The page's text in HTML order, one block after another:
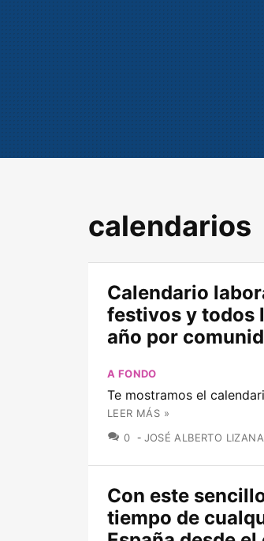
calendarios
Calendario
festivos y todos
año por
A FONDO
Te mostramos el
LEER MÁS »
0 COMENTARIOS
JOSÉ ALBERTO LIZANA
Con este
tiempo de